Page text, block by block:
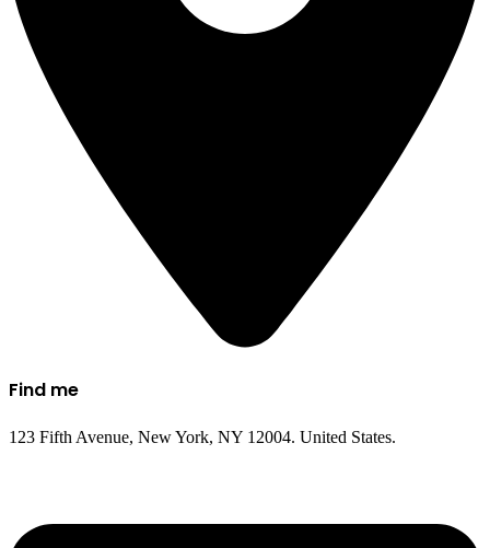
Find me​
123 Fifth Avenue, New York, NY 12004. United States.​